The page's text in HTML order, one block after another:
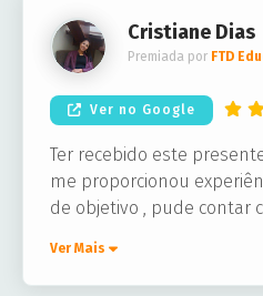
Cristiane Dias
Premiada por FTD
Ver no Google
Ter recebido este
me proporcionou
de objetivo , pude contar
Ver Mais